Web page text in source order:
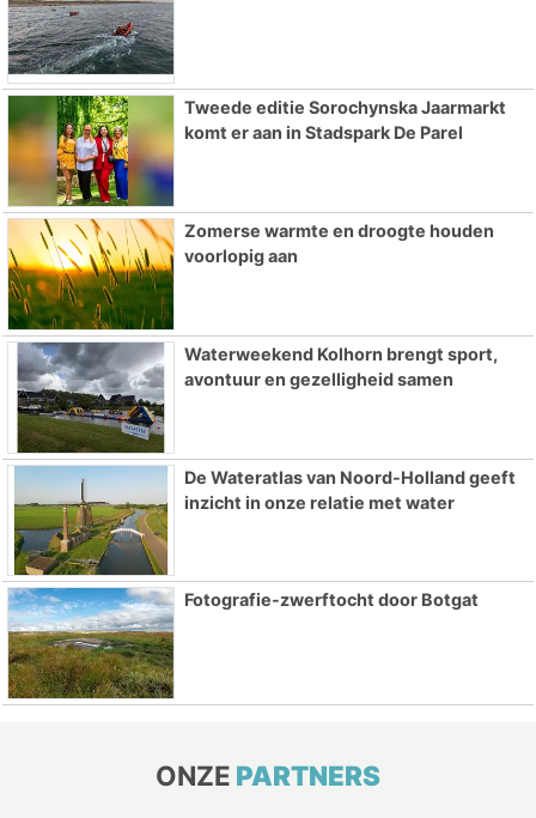
Tweede editie Sorochynska Jaarmarkt
komt er aan in Stadspark De Parel
Zomerse warmte en droogte houden
voorlopig aan
Waterweekend Kolhorn brengt sport,
avontuur en gezelligheid samen
De Wateratlas van Noord-Holland geeft
inzicht in onze relatie met water
Fotografie-zwerftocht door Botgat
ONZE PARTNERS